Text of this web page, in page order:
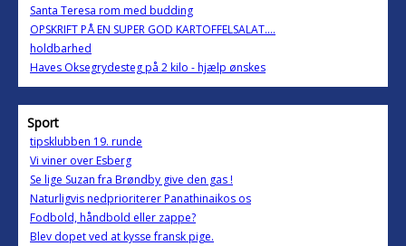
Santa Teresa rom med budding
OPSKRIFT PÅ EN SUPER GOD KARTOFFELSALAT....
holdbarhed
Haves Oksegrydesteg på 2 kilo - hjælp ønskes
Sport
tipsklubben 19. runde
Vi viner over Esberg
Se lige Suzan fra Brøndby give den gas !
Naturligvis nedprioriterer Panathinaikos os
Fodbold, håndbold eller zappe?
Blev dopet ved at kysse fransk pige.